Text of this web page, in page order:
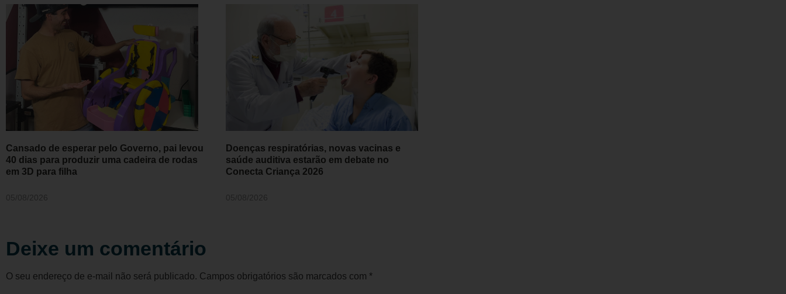
Cansado de esperar pelo Governo, pai levou
40 dias para produzir uma cadeira de rodas
em 3D para filha
Doenças respiratórias, novas vacinas e
saúde auditiva estarão em debate no
Conecta Criança 2026
Deixe um comentário
O seu endereço de e-mail não será publicado. Campos obrigatórios são marcados com *